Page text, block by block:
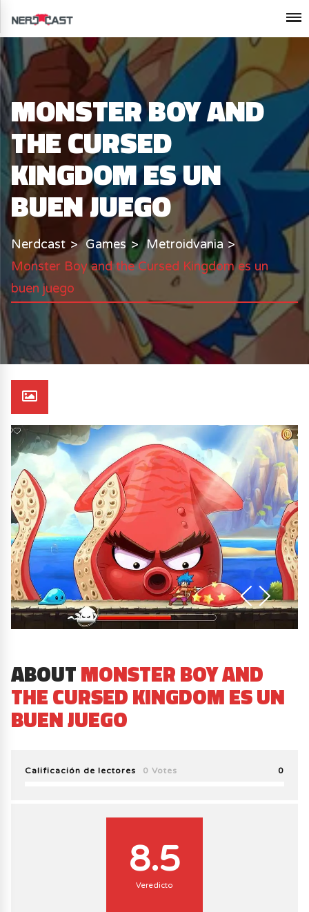
MONSTER BOY AND
THE CURSED
KINGDOM ES UN
BUEN JUEGO
Nerdcast Games
Metroidvania
Monster Boy and the Cursed Kingdom es un
buen juego
ABOUTMONSTER BOY AND
THE CURSED KINGDOM ES UN
BUEN JUEGO
Calificación de lectores 0 Votes 0
8.5
Veredicto